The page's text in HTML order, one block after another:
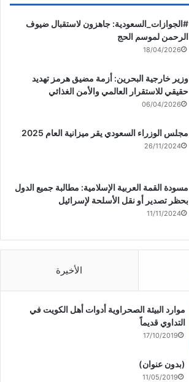
‏‎#الجوازات_السعودية: جاهزون لاستقبال ضيوف
الرحمن لموسم الحج
18/04/2026
وزير خارجية البحرين: أزمة مضيق هرمز تهديد
حقيقي للاستقرار العالمي والأمن الغذائي
06/04/2026
مجلس الوزراء السعودي يقر ميزانية العام 2025
26/11/2024
مسودة القمة العربية الإسلامية: مطالبة جميع الدول
بحظر تصدير أو نقل الأسلحة لإسرائيل
11/11/2024
الأخيرة
موارد البيئة الصحراوية أدوات أهل الكويت في
التداوي قديماً
17/10/2019
(بدون عنوان)
11/05/2019